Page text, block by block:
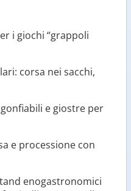
i giochi “grappoli
corsa nei sacchi,
e giostre per
e processione con
enogastronomici